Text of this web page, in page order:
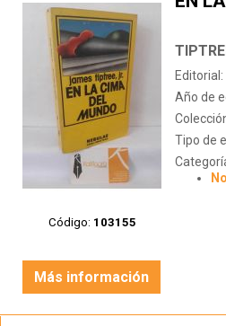
Código: 103155
Editorial:
Año de
Tipo de
Más información